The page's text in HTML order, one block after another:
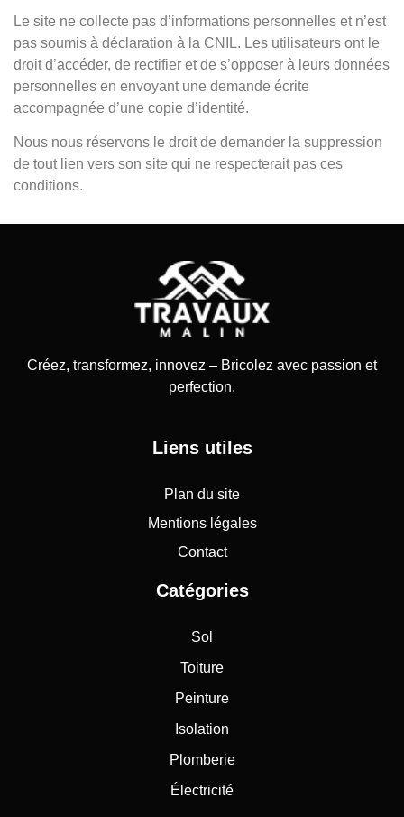
Le site ne collecte pas d’informations personnelles et n’est
pas soumis à déclaration à la CNIL. Les utilisateurs ont le
droit d’accéder, de rectifier et de s’opposer à leurs données
personnelles en envoyant une demande écrite
accompagnée d’une copie d’identité.
Nous nous réservons le droit de demander la suppression
de tout lien vers son site qui ne respecterait pas ces
conditions.
Créez, transformez, innovez – Bricolez avec passion et
perfection.
Liens utiles
Plan du site
Mentions légales
Contact
Catégories
Sol
Toiture
Peinture
Isolation
Plomberie
Électricité